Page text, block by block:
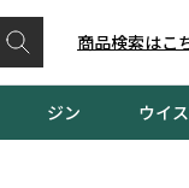
商品検索はこ
ジン ウイ